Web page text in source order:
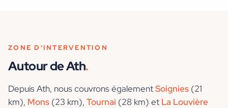
ZONE D'INTERVENTION
Autour deAth.
DepuisAth, nous couvrons égalementSoignies (21
km), Mons (23 km), Tournai (28 km) et La Louvière